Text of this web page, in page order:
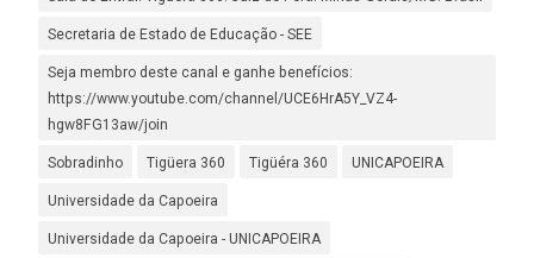
Secretaria de Estado de Educação - SEE
Seja membro deste canal e ganhe benefícios:
https://www.youtube.com/channel/UCE6HrA5Y_VZ4-
hgw8FG13aw/join
Sobradinho Tigüera 360 Tigüéra 360 UNICAPOEIRA
Universidade da Capoeira
Universidade da Capoeira - UNICAPOEIRA